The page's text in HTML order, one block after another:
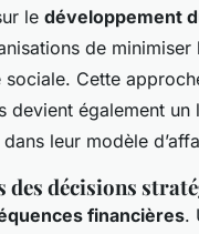
le développement
de
Cette
devient également
leur modèle
des décisions
financières.